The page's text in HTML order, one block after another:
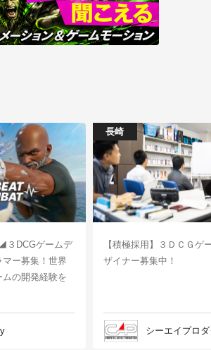
３DCGゲームデ
ー募集！世界
の開発経験を
長崎
【積極採用】３ＤＣＧゲ
ザイナー募集中！
シーエイプロ